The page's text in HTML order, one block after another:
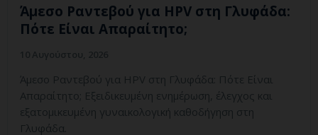
Άμεσο Ραντεβού για HPV στη Γλυφάδα:
Πότε Είναι Απαραίτητο;
Άμεσο Ραντεβού για HPV στη Γλυφάδα: Πότε Είναι
Απαραίτητο; Εξειδικευμένη ενημέρωση, έλεγχος και
εξατομικευμένη γυναικολογική καθοδήγηση στη
Γλυφάδα.